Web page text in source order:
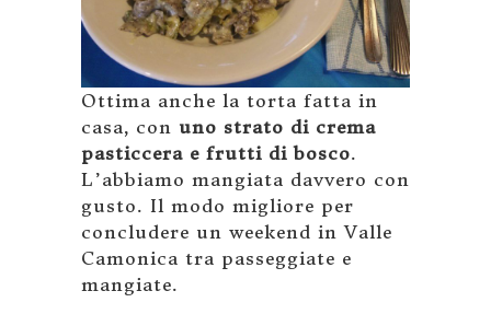
Ottima anche la torta fatta in
casa, con uno strato di crema
pasticcera e frutti di bosco.
L’abbiamo mangiata davvero con
gusto. Il modo migliore per
concludere un weekend in Valle
Camonica tra passeggiate e
mangiate.